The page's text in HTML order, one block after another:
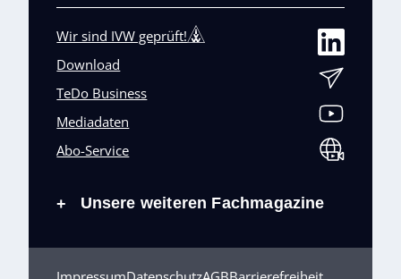
Wir sind IVW geprüft!
Download
TeDo Business
Mediadaten
Abo-Service
+ Unsere weiteren Fachmagazine